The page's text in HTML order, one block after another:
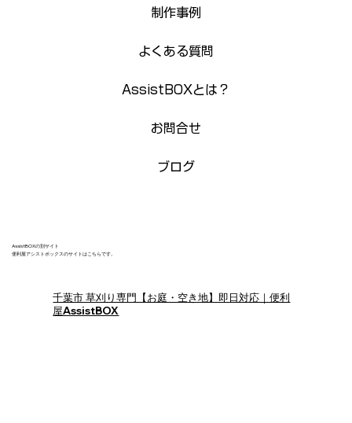
制作事例
よくある質問
AssistBOXとは？
お問合せ
ブログ
AssistBOXの別サイト
便利屋アシストボックスのサイトはこちらです。
千葉市 草刈り専門【お庭・空き地】即日対応｜便利
屋AssistBOX